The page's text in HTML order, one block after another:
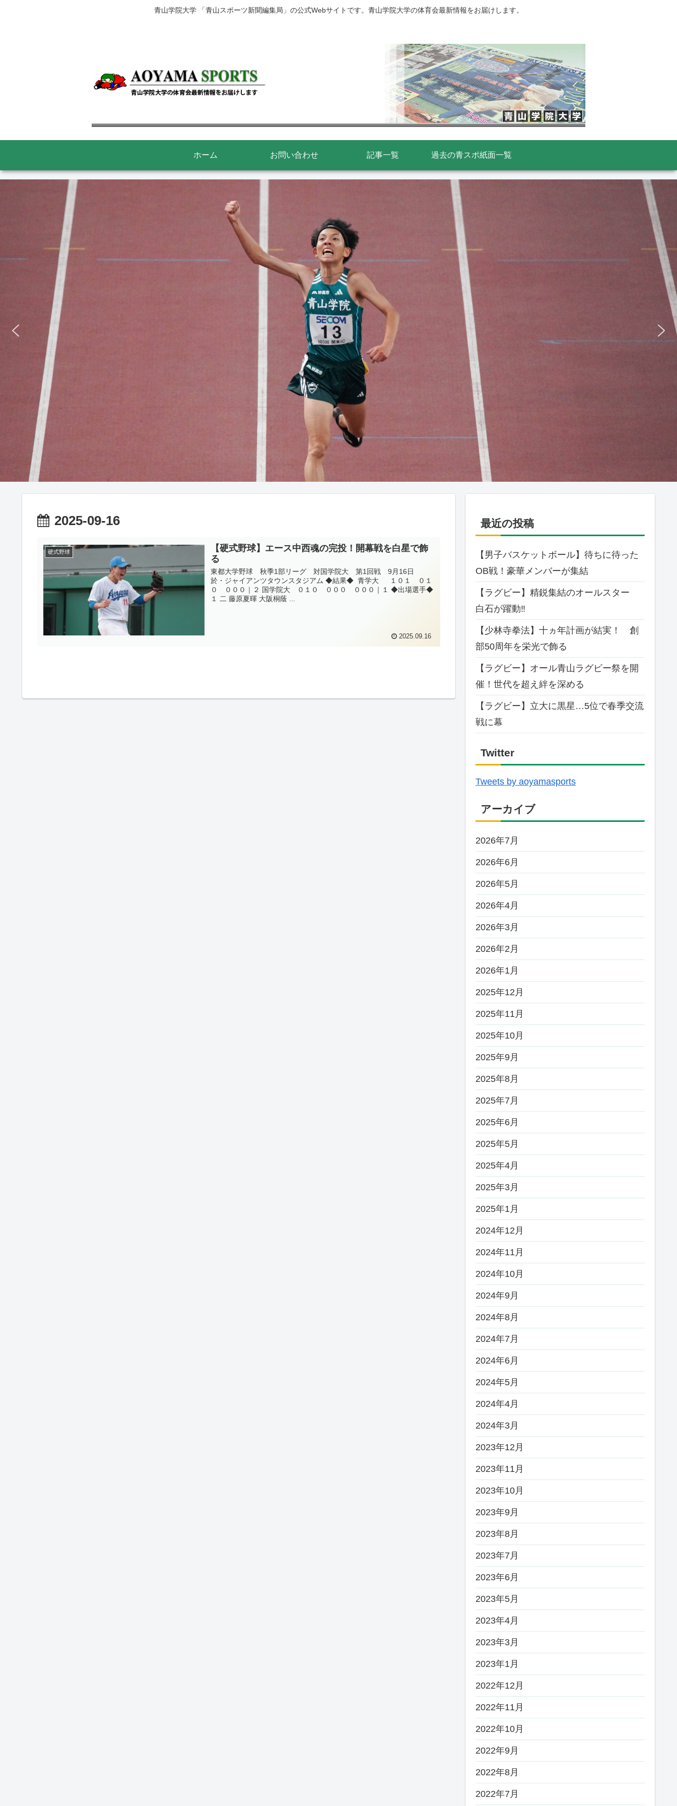
青山学院大学 「青山スポーツ新聞編集局」の公式Webサイトです。青山学院大学の体育会最新情報をお届けします。
ホーム お問い合わせ 記事一覧 過去の青スポ紙面一覧
2025-09-16
硬式野球
【硬式野球】エース中西魂の完投！開幕戦を白星で飾
る
東都大学野球 秋季1部リーグ 対国学院大 第1回戦 9月16日
於・ジャイアンツタウンスタジアム ◆結果◆ 青学大 １０１ ０１
０ ０００｜２ 国学院大 ０１０ ０００ ０００｜１ ◆出場選手◆
１ 二 藤原夏暉 大阪桐蔭 ...
2025.09.16
最近の投稿
【男子バスケットボール】待ちに待った
OB戦！豪華メンバーが集結
【ラグビー】精鋭集結のオールスター
白石が躍動‼
【少林寺拳法】十ヵ年計画が結実！ 創
部50周年を栄光で飾る
【ラグビー】オール⻘⼭ラグビー祭を開
催！世代を超え絆を深める
【ラグビー】立大に黒星…5位で春季交流
戦に幕
Twitter
Tweets by aoyamasports
アーカイブ
2026年7月
2026年6月
2026年5月
2026年4月
2026年3月
2026年2月
2026年1月
2025年12月
2025年11月
2025年10月
2025年9月
2025年8月
2025年7月
2025年6月
2025年5月
2025年4月
2025年3月
2025年1月
2024年12月
2024年11月
2024年10月
2024年9月
2024年8月
2024年7月
2024年6月
2024年5月
2024年4月
2024年3月
2023年12月
2023年11月
2023年10月
2023年9月
2023年8月
2023年7月
2023年6月
2023年5月
2023年4月
2023年3月
2023年1月
2022年12月
2022年11月
2022年10月
2022年9月
2022年8月
2022年7月